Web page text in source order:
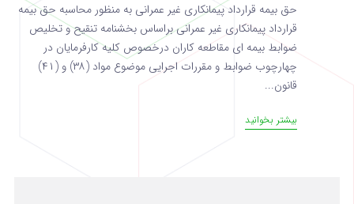
حق بیمه قرارداد پیمانکاری غیر عمرانی به منظور محاسبه حق بیمه
قرارداد پیمانکاری غیر عمرانی براساس بخشنامه تنقیح و تخلیص
ضوابط بیمه ای مقاطعه کاران درخصوص کلیه کارفرمایان در
چهارچوب ضوابط و مقررات اجرایی موضوع مواد (۳۸) و (۴۱)
قانون...
بیشتر بخوانید